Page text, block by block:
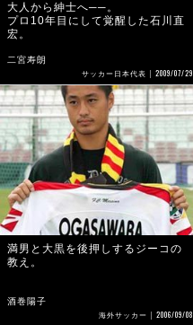
大人から紳士へ──。
プロ10年目にして覚醒した石川直
宏。
二宮寿朗
サッカー日本代表 2009/07/29
満男と大黒を後押しするジーコの
教え。
酒巻陽子
海外サッカー 2006/09/08